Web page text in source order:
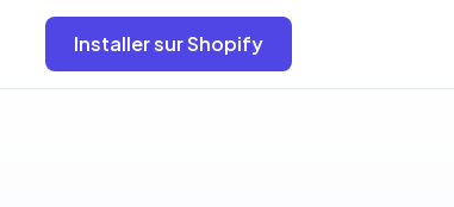
Installer sur Shopify